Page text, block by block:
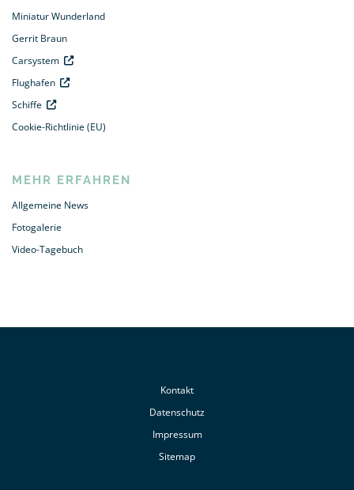
Miniatur Wunderland
Gerrit Braun
Carsystem
Flughafen
Schiffe
Cookie-Richtlinie (EU)
MEHR ERFAHREN
Allgemeine News
Fotogalerie
Video-Tagebuch
Kontakt
Datenschutz
Impressum
Sitemap